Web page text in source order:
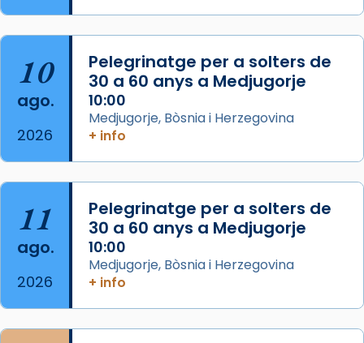
Jaume, fill de Zebedeu, és juntament amb el
seu germà Joan i Pere un dels que
acompanyava més de prop Jesús.
Segons el llibre dels Fets (12,2) fou el primer
apòstol màrtir, decapitat a Jerusalem per
Herodes Agripa (vers l'any 44).
Patró de Galícia, després de les invasions
musulmanes fou venerat com a patró dels
Regnes castellans i més tard de tota
Espanya.
10
ago.
2026
Pelegrinatge per a solters de
30 a 60 anys a Medjugorje
10:00
Medjugorje, Bòsnia i Herzegovina
+ info
11
ago.
2026
Pelegrinatge per a solters de
30 a 60 anys a Medjugorje
10:00
Medjugorje, Bòsnia i Herzegovina
+ info